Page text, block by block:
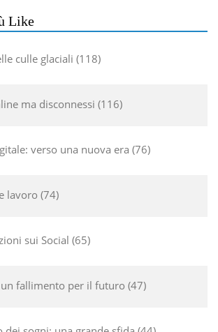
Like
culle glaciali 118
ma disconnessi 116
verso una nuova era 76
lavoro 74
sui Social 65
un fallimento per il futuro 47